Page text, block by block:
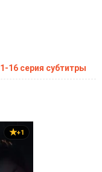
16 серия субтитры
+1